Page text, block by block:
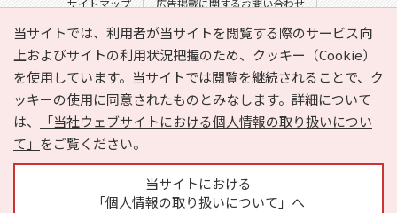
当サイトでは、利用者が当サイトを閲覧する際のサービス向
上およびサイトの利用状況把握のため、クッキー（Cookie）
を使用しています。当サイトでは閲覧を継続されることで、ク
ッキーの使用に同意されたものとみなします。詳細について
は、
「当社ウェブサイトにおける個人情報の取り扱いについ
て」 をご覧ください。
当サイトにおける
「個人情報の取り扱いについて」へ
サイトの内容に関するお問い合わせ
Copyright © HYOJITO.Co.,Ltd. All Rights Reserved.